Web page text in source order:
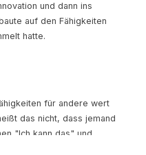
und dann ins
auf den Fähigkeiten
hatte.
für andere wert
das nicht, dass jemand
"Ich kann das" und